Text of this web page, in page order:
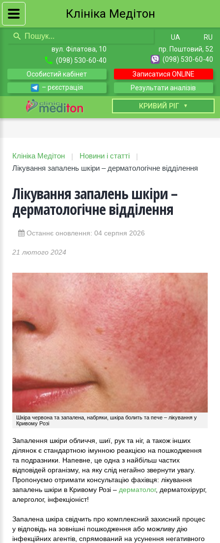
UA
RU
вул. Філатова, 10
(098) 530-60-40
пр. Поштовий, 52
(098) 530-60-40
Особистий кабінет
– рєєстрація
Записатися ONLINE
Результати аналізів
КРИВИЙ РІГ
Клініка Медітон | Новини і статті
|
Лікування запалень шкіри – дерматологічне відділення
Лікування запалень шкіри –
дерматологічне відділення
Останнє оновлення: 04 серпня 2026
21 лютого 2024
Шкіра червона та запалена, набряки, шкіра болить та пече – лікування у
Кривому Розі
Запалення шкіри обличчя, шиї, рук та ніг, а також інших
ділянок є стандартною імунною реакцією на пошкодження
та подразники. Напевне, це одна з найбільш частих
відповідей організму, на яку слід негайно звернути увагу.
Пропонуємо отримати консультацію фахівця: лікування
запалень шкіри в Кривому Розі – дерматолог, дерматохірург,
алерголог, інфекціоніст!
Запалена шкіра свідчить про комплексний захисний процес
у відповідь на зовнішні пошкодження або можливу дію
інфекційних агентів, спрямований на усунення негативного
Клініка Медітон